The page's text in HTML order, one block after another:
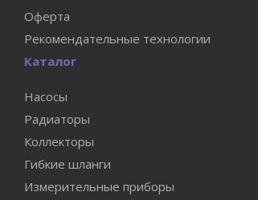
Оферта
Рекомендательные технологии
Каталог
Насосы
Радиаторы
Коллекторы
Гибкие шланги
Измерительные приборы